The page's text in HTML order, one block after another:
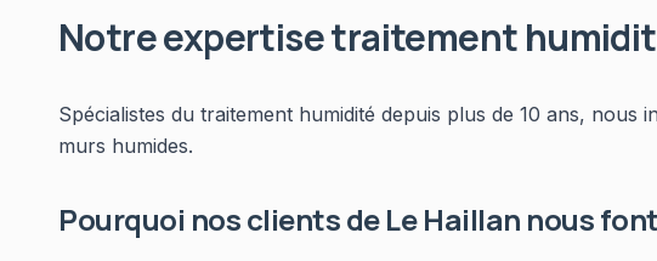
Notre expertisetraitement
Spécialistes du traitement humidité depuis plus de 10 ans, nous
murs humides.
Pourquoi nos clients deLe Haillan nous